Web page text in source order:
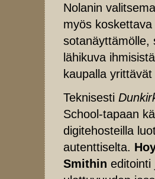
Nolanin
myös
sotanäyttämölle,
lähikuva
kaupalla
Teknisesti
School-tapaan
digitehosteilla
autenttiselta.
Smithin